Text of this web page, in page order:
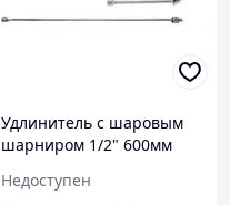
Удлинитель с шаровым
шарниром 1/2" 600мм
Недоступен